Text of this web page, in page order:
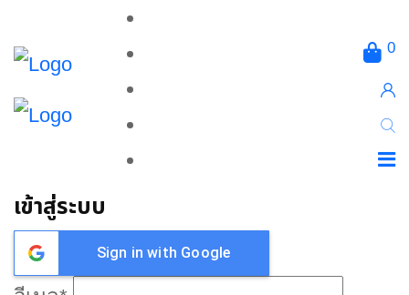
0
เข้าสู่ระบบ
Sign in with Google